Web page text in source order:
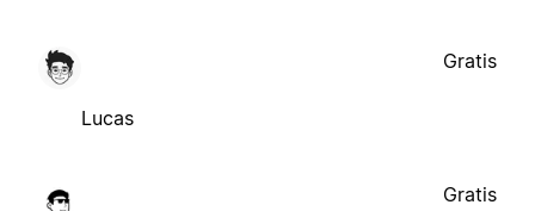
Lucas
Gratis
Gratis